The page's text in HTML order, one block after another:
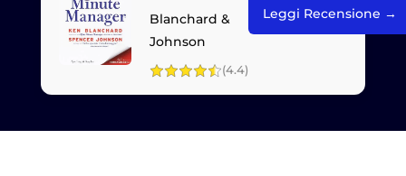
Blanchard &
Johnson
(4.4)
Leggi Recensione →